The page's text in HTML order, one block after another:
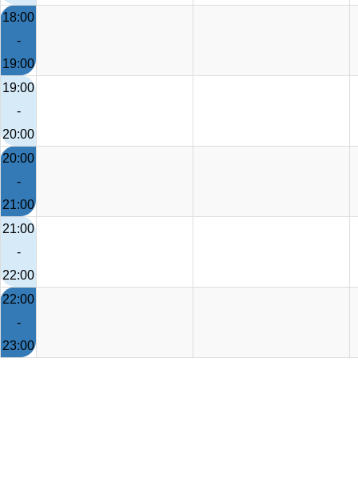
18:00
-
19:00
19:00
-
20:00
20:00
-
21:00
21:00
-
22:00
22:00
-
23:00